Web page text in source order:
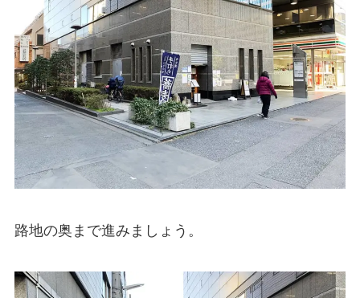
路地の奥まで進みましょう。